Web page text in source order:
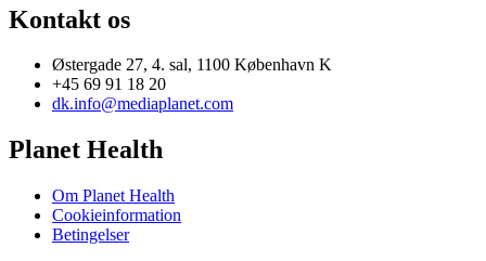
Kontakt os
Østergade 27, 4. sal, 1100 København K
+45 69 91 18 20
dk.info@mediaplanet.com
Planet Health
Om Planet Health
Cookieinformation
Betingelser